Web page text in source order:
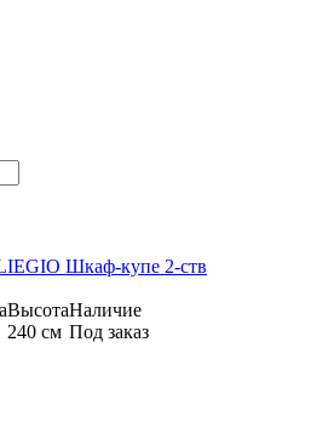
Шкаф-купе 2-ств
Высота
240 см
Наличие
Под заказ